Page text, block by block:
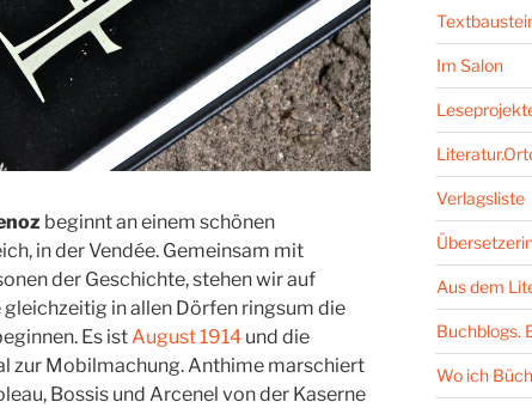
beginnt an einem schönen
in der Vendée. Gemeinsam mit
der Geschichte, stehen wir auf
in allen Dörfen ringsum die
Es istAugust 1914 und die
zur Mobilmachung. Anthime marschiert
Bossis und Arcenel von der Kaserne
Im Salon
Verlagsliste
Aus dem
Buchblogs.
Wo ich